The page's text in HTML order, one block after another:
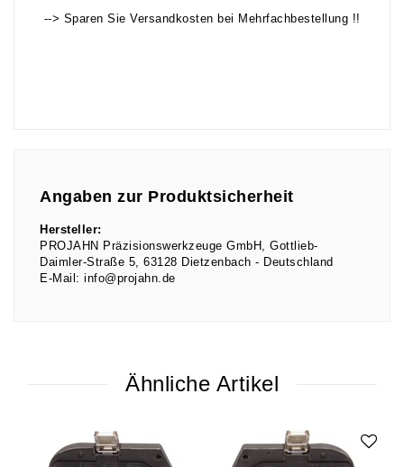
--> Sparen Sie Versandkosten bei Mehrfachbestellung !!
Angaben zur Produktsicherheit
Hersteller:
PROJAHN Präzisionswerkzeuge GmbH
Gottlieb-
Daimler-Straße 5 63128 Dietzenbach
Deutschland
E-Mail: info@projahn.de
Ähnliche Artikel